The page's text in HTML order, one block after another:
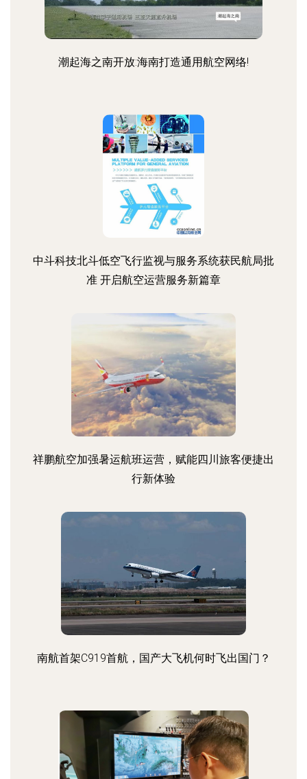
潮起海之南开放:海南打造通用航空网络!
中斗科技北斗低空飞行监视与服务系统获民航局批
准 开启航空运营服务新篇章
祥鹏航空加强暑运航班运营，赋能四川旅客便捷出
行新体验
南航首架C919首航，国产大飞机何时飞出国门？